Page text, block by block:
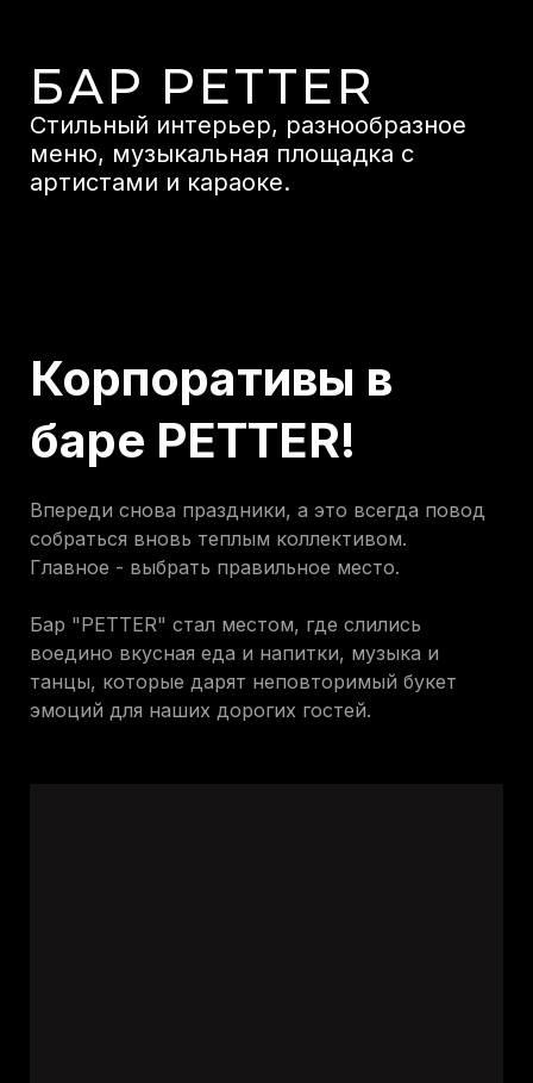
БАР PETTER
Стильный интерьер, разнообразное
меню, музыкальная площадка с
артистами и караоке.
Корпоративы в
баре PETTER!
Впереди снова праздники, а это всегда повод
собраться вновь теплым коллективом.
Главное - выбрать правильное место.
Бар "PETTER" стал местом, где слились
воедино вкусная еда и напитки, музыка и
танцы, которые дарят неповторимый букет
эмоций для наших дорогих гостей.